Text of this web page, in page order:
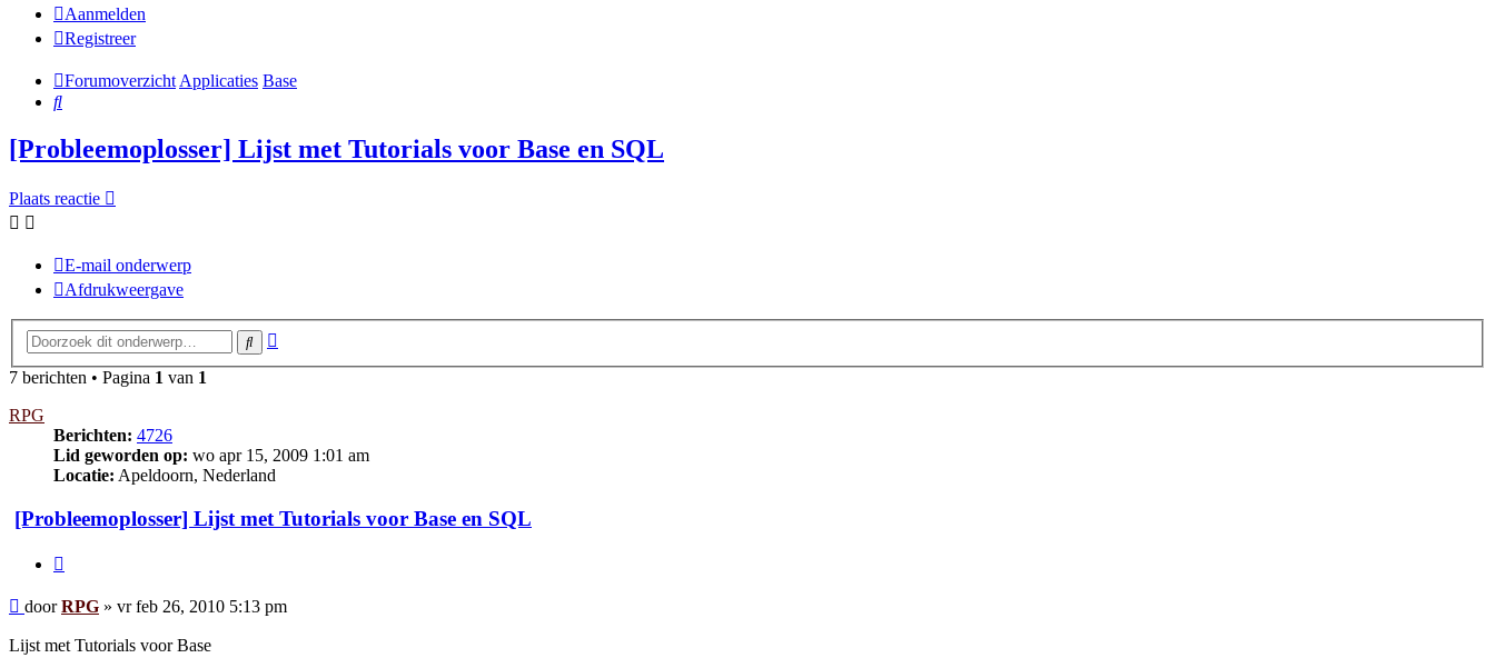
Aanmelden
Registreer
Forumoverzicht Applicaties Base
Zoek
[Probleemoplosser] Lijst met Tutorials voor Base en SQL
Plaats reactie
E-mail onderwerp
Afdrukweergave
Zoek
7 berichten • Pagina 1 van 1
RPG
Berichten: 4726
Lid geworden op: wo apr 15, 2009 1:01 am
Locatie: Apeldoorn, Nederland
[Probleemoplosser] Lijst met Tutorials voor Base en SQL
Bericht
doorRPG » vr feb 26, 2010 5:13 pm
Lijst met Tutorials voor Base